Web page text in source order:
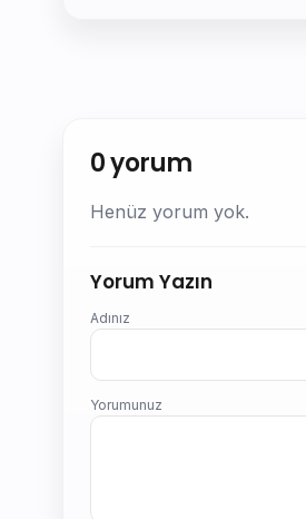
0 yorum
Henüz yorum yok.
Yorum Yazın
Adınız
Yorumunuz